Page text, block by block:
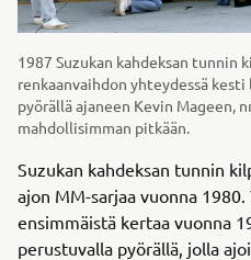
1987 Suzukan kahdeksan tunnin
renkaanvaihdon yhteydessä kesti
pyörällä ajaneen Kevin Mageen,
mahdollisimman pitkään.
Suzukan kahdeksan tunnin
ajon MM-sarjaa vuonna
ensimmäistä kertaa vuonna
perustuvalla pyörällä, jolla